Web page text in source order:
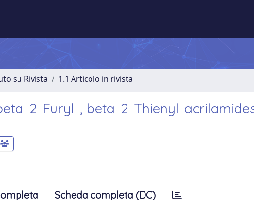
su Rivista 1.1 Articolo in rivista
2-Furyl-, beta-2-Thienyl-
Scheda completa (DC)